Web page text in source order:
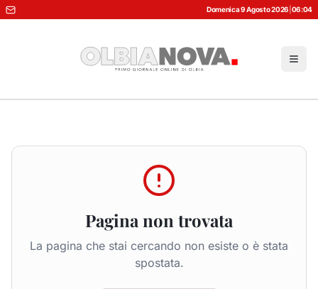
Domenica 9 Agosto 2026 06:04
Pagina non trovata
La pagina che stai cercando non esiste o è stata
spostata.